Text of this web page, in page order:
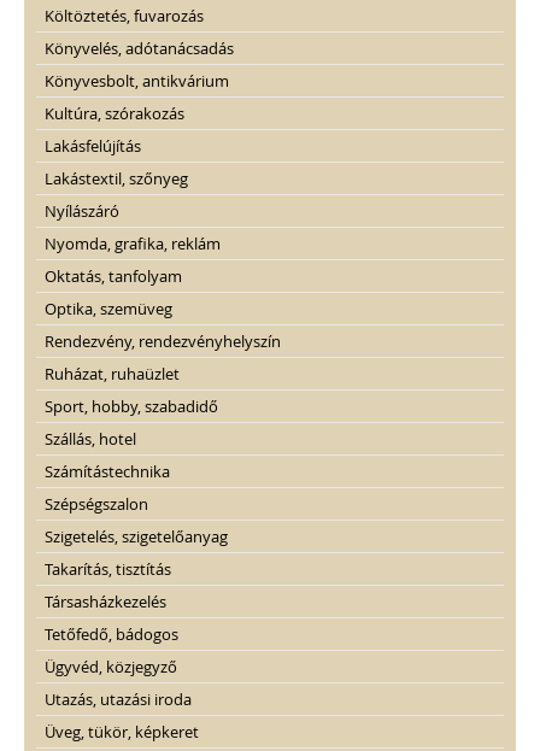
Költöztetés, fuvarozás
Könyvelés, adótanácsadás
Könyvesbolt, antikvárium
Kultúra, szórakozás
Lakásfelújítás
Lakástextil, szőnyeg
Nyílászáró
Nyomda, grafika, reklám
Oktatás, tanfolyam
Optika, szemüveg
Rendezvény, rendezvényhelyszín
Ruházat, ruhaüzlet
Sport, hobby, szabadidő
Szállás, hotel
Számítástechnika
Szépségszalon
Szigetelés, szigetelőanyag
Takarítás, tisztítás
Társasházkezelés
Tetőfedő, bádogos
Ügyvéd, közjegyző
Utazás, utazási iroda
Üveg, tükör, képkeret